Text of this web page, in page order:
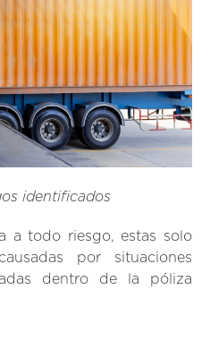
identificados
a todo riesgo, estas solo
por situaciones
dentro de la póliza